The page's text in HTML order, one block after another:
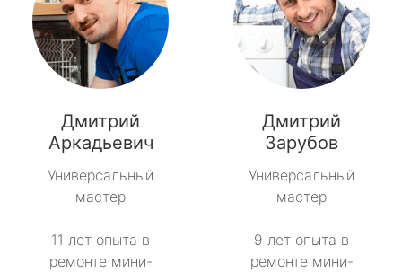
Дмитрий
Аркадьевич
Универсальный
мастер
11 лет опыта в
ремонте мини-
Дмитрий
Зарубов
Универсальный
мастер
9 лет опыта в
ремонте мини-